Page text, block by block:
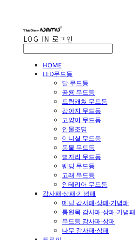
LOG IN 로그인
HOME
LED무드등
달 무드등
공룡 무드등
드림캐쳐 무드등
강아지 무드등
고양이 무드등
인물조명
이니셜 무드등
동물 무드등
별자리 무드등
웨딩 무드등
고래 무드등
인테리어 무드등
감사패·상패·기념패
메탈 감사패·상패·기념패
통원목 감사패·상패·기념패
무드등 감사패·상패
나무 감사패·상패